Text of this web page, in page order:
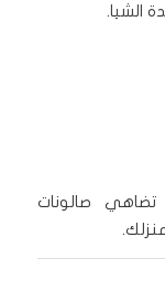
الشيا.
تضاهي صالونات